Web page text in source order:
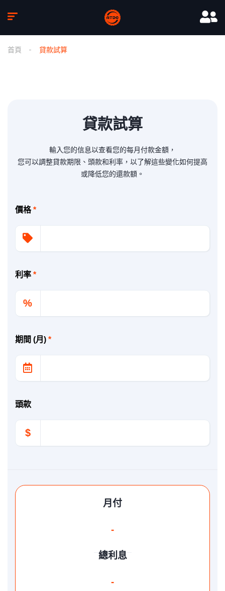
首頁 貸款試算
貸款試算
輸入您的信息以查看您的每月付款金額，
您可以調整貸款期限、頭款和利率，以了解這些變化如何提高
或降低您的還款額。
價格*
利率 *
%
期間 (月) *
頭款
$
月付
-
總利息
-